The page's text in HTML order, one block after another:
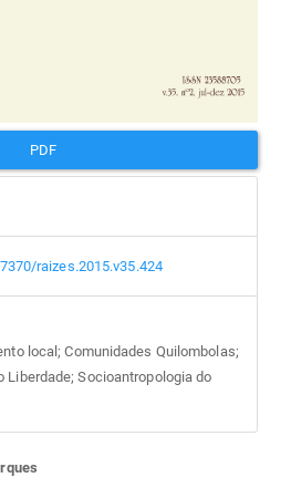
PDF
raizes.2015.v35.424
local; Comunidades Quilombolas;
Liberdade; Socioantropologia do